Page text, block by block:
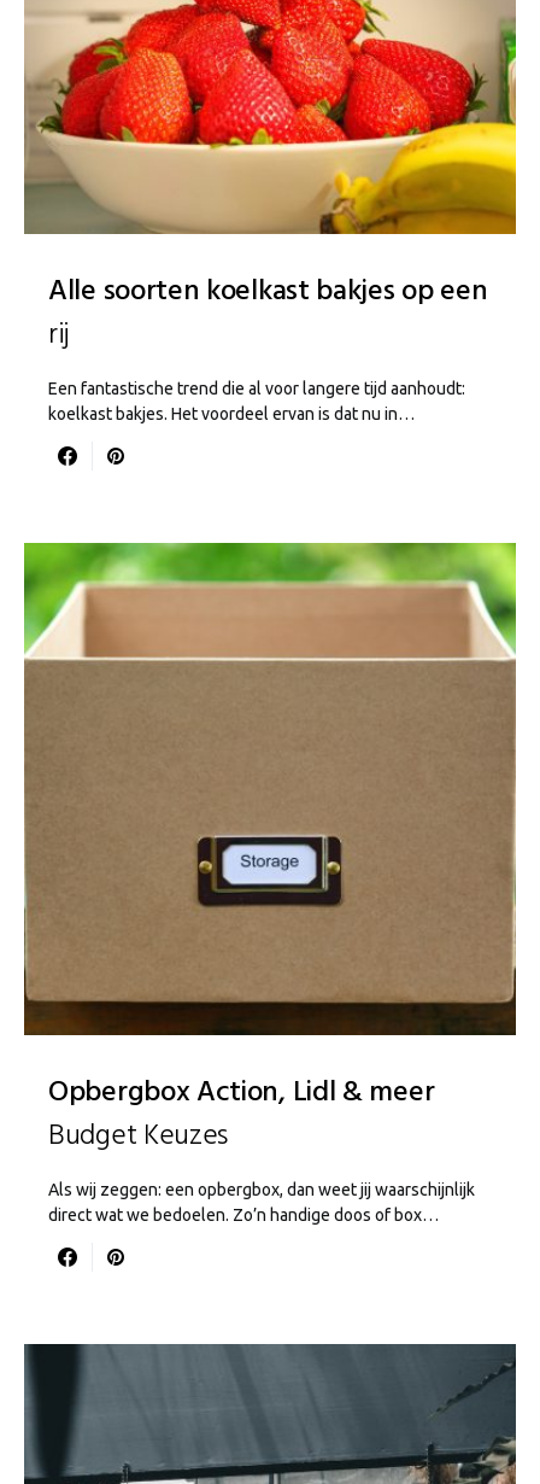
Alle soorten koelkast bakjes op een
rij
Een fantastische trend die al voor langere tijd aanhoudt:
koelkast bakjes. Het voordeel ervan is dat nu in…
Opbergbox Action, Lidl & meer
Budget Keuzes
Als wij zeggen: een opbergbox, dan weet jij waarschijnlijk
direct wat we bedoelen. Zo’n handige doos of box…